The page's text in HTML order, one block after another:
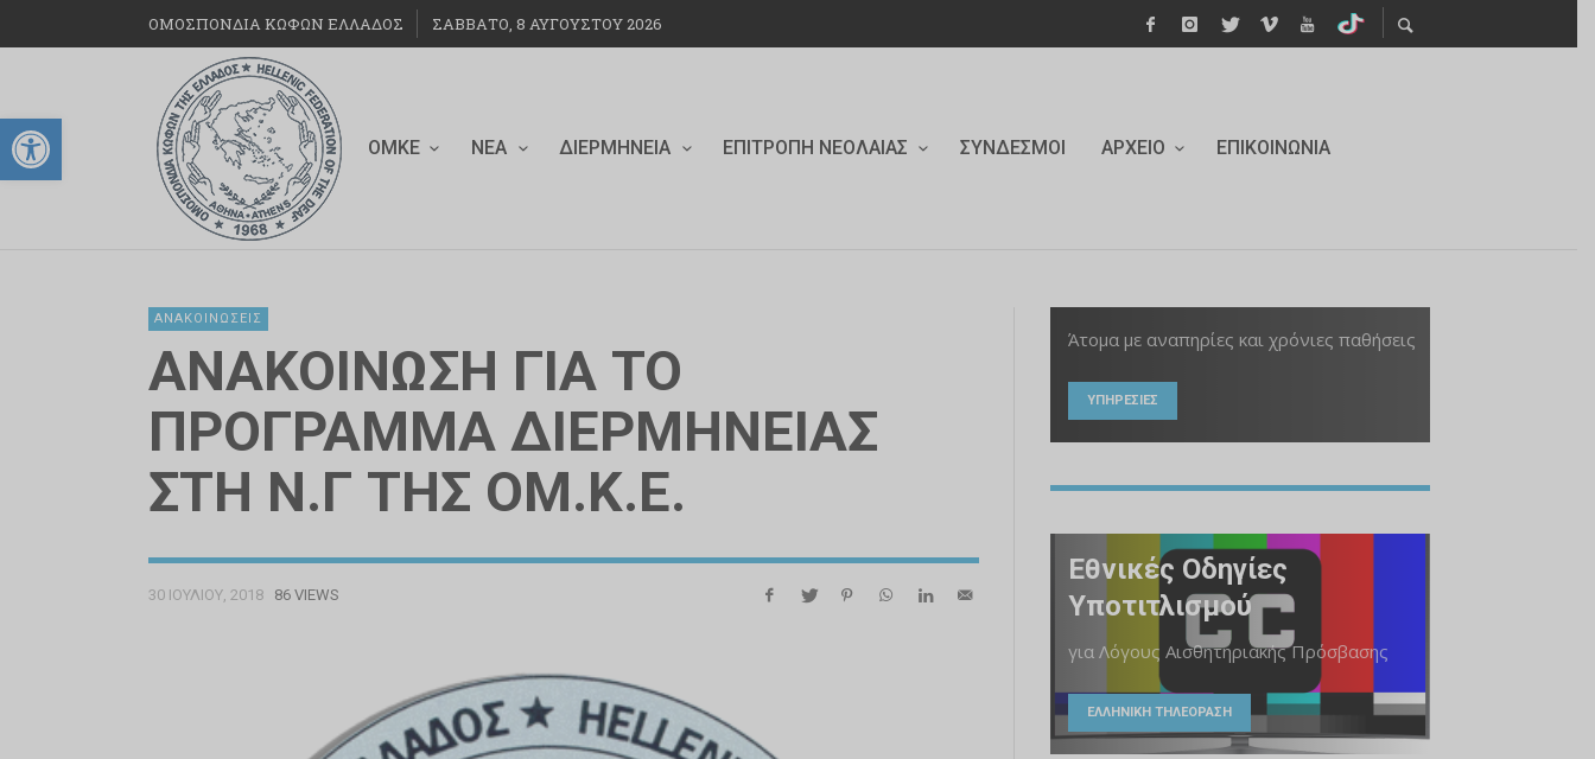
Ανοίξτε τη γραμμή εργαλείων
ΟΜΟΣΠΟΝΔΙΑ ΚΩΦΩΝ ΕΛΛΑΔΟΣ ΣΆΒΒΑΤΟ, 8 ΑΥΓΟΎΣΤΟΥ 2026
ΟΜΚΕ ΝΈΑ ΔΙΕΡΜΗΝΕΊΑ ΕΠΙΤΡΟΠΉ ΝΕΟΛΑΊΑΣ ΣΎΝΔΕΣΜΟΙ ΑΡΧΕΊΟ ΕΠΙΚΟΙΝΩΝΊΑ
ΑΝΑΚΟΙΝΏΣΕΙΣ
ΑΝΑΚΟΙΝΩΣΗ ΓΙΑ ΤΟ
ΠΡΟΓΡΑΜΜΑ ΔΙΕΡΜΗΝΕΙΑΣ
ΣΤΗ Ν.Γ ΤΗΣ ΟΜ.Κ.Ε.
30 ΙΟΥΛΊΟΥ, 2018 86 VIEWS
Άτομα με αναπηρίες και χρόνιες παθήσεις
ΥΠΗΡΕΣΙΕΣ
Εθνικές Οδηγίες
Υποτιτλισμού
για Λόγους Αισθητηριακής Πρόσβασης
ΕΛΛΗΝΙΚΗ ΤΗΛΕΟΡΑΣΗ